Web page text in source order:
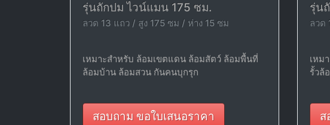
รุ่นถักปม ไวน์แมน 175 ซม.
ลวด 13 แถว / สูง 175 ซม / ห่าง 15 ซม
เหมาะสำหรับ ล้อมเขตแดน ล้อมสัตว์ ล้อมพื้นที่
ล้อมบ้าน ล้อมสวน กันคนบุกรุก
สอบถาม ขอใบเสนอราคา
รุ่น
ลวด
เหม
รั้วล้
ส